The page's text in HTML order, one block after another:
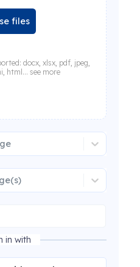
files
docx, xlsx, pdf, jpeg,
html... see more
in with